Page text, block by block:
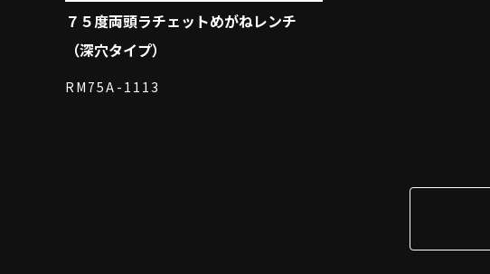
７５度両頭ラチェットめがねレンチ
（深穴タイプ）
RM75A-1113